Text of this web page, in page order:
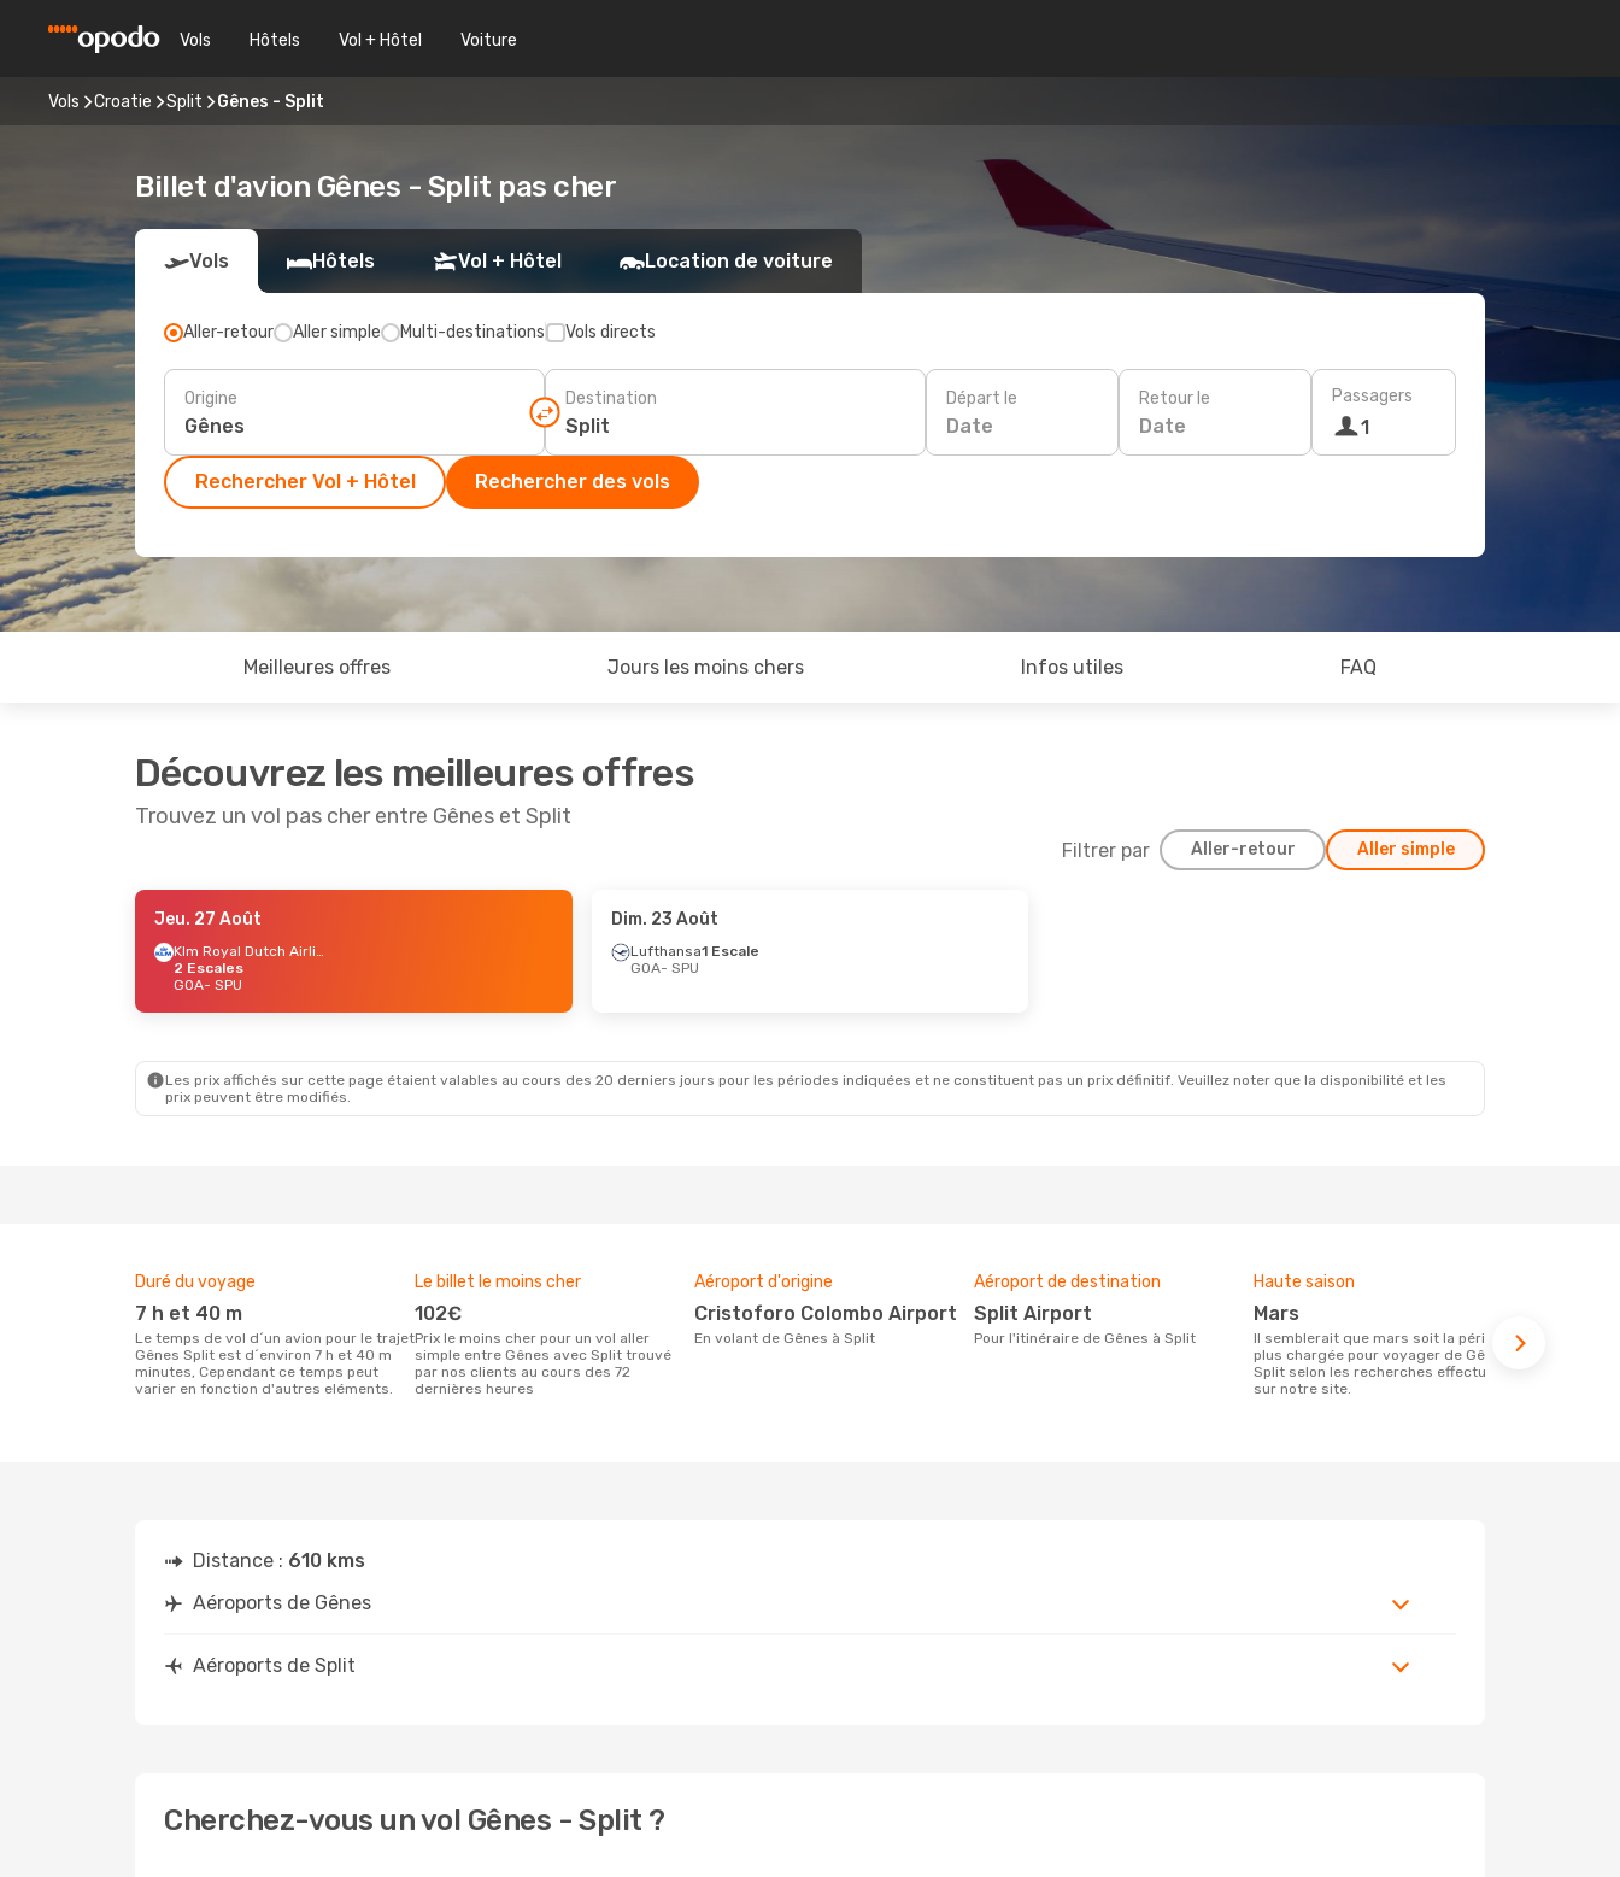
Vols Hôtels Vol + Hôtel Voiture
Vols Croatie Split Gênes - Split
Billet d'avion Gênes - Split pas cher
Vols Hôtels Vol + Hôtel Location de voiture
Aller-retour Aller simple Multi-destinations Vols directs
Origine Destination Départ le
Date
Retour le
Date
Passagers
1
Rechercher Vol + Hôtel Rechercher des vols
Meilleures offres Jours les moins chers Infos utiles FAQ
Découvrez les meilleures offres
Trouvez un vol pas cher entre Gênes et Split
Filtrer par Aller-retour Aller simple
- Lun. 7 Sept.
Klm Royal Dutch Airlines
- Sam. 19 Sept.
Klm Royal Dutch Airlines 1 Escale
1 Escale
Jeu. 27 Août
Klm Royal Dutch Airlines
2 Escales
GOA- SPU
Dim. 23 Août
Lufthansa1 Escale
GOA- SPU
Les prix affichés sur cette page étaient valables au cours des 20 derniers jours pour les périodes indiquées et ne constituent pas un prix définitif. Veuillez noter que la disponibilité et les
prix peuvent être modifiés.
Duré du voyage
7 h et 40 m
Le temps de vol d´un avion pour le trajet
Gênes Split est d´environ 7 h et 40 m
minutes, Cependant ce temps peut
varier en fonction d'autres eléments.
Le billet le moins cher
102€
Prix le moins cher pour un vol aller
simple entre Gênes avec Split trouvé
par nos clients au cours des 72
dernières heures
Aéroport d'origine
Cristoforo Colombo Airport
En volant de Gênes à Split
Aéroport de destination
Split Airport
Pour l'itinéraire de Gênes à Split
Haute saison
mars
Il semblerait que mars soit la période la
plus chargée pour voyager de Gênes à
Split selon les recherches effectuées
sur notre site.
Distance : 610 kms
Aéroports de Gênes
Aéroports de Split
Cherchez-vous un vol Gênes - Split ?